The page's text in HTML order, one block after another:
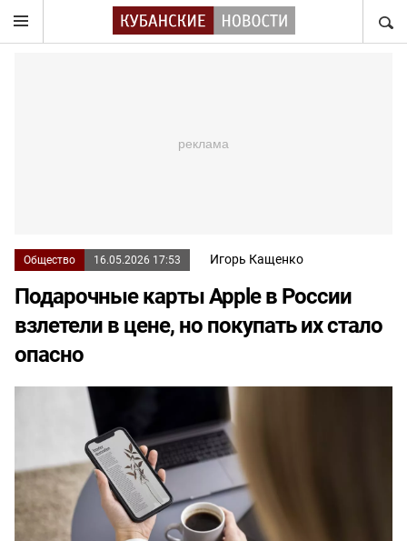
Общество 16.05.2026 17:53 Игорь Кащенко
Подарочные карты Apple в России
взлетели в цене, но покупать их стало
опасно